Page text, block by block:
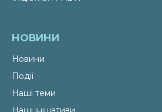
НОВИНИ
Новини
Події
Наші теми